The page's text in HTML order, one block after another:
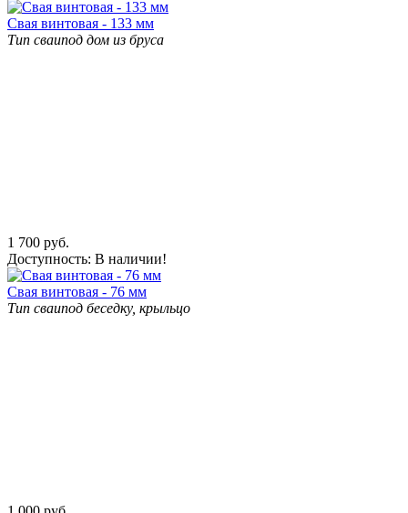
Свая винтовая - 133 мм
Тип сваипод дом из бруса
1 700 руб.
Доступность: В наличии!
Свая винтовая - 76 мм
Тип сваипод беседку, крыльцо